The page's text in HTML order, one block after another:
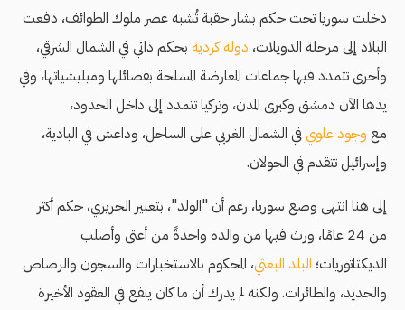
دخلت سوريا تحت حكم بشار حقبة تُشبه عصر ملوك الطوائف، دفعت
البلاد إلى مرحلة الدويلات، دولة كردية بحكم ذاتي في الشمال الشرقي،
وأخرى تتمدد فيها جماعات المعارضة المسلحة بفصائلها وميليشياتها، وفي
يدها الآن دمشق وكبرى المدن، وتركيا تتمدد إلى داخل الحدود،
مع وجود علويفي الشمال الغربي على الساحل، وداعش في البادية،
وإسرائيل تتقدم في الجولان.
إلى هنا انتهى وضع سوريا، رغم أن "الولد"، بتعبير الحريري، حكم أكثر
من 24 عامًا، ورث فيها من والده واحدةً من أعتى وأصلب
الديكتاتوريات؛ البلد البعثي، المحكوم بالاستخبارات والسجون والرصاص
والحديد، والطائرات. ولكنه لم يدرك أن ما كان ينفع في العقود الأخيرة